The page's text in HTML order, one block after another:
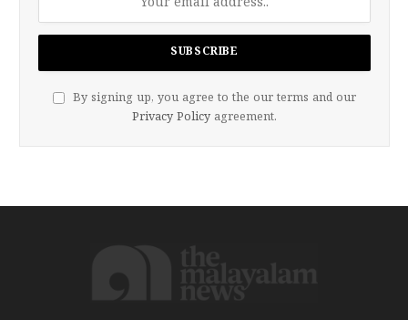
By signing up, you agree to the our terms and our
Privacy Policy agreement.